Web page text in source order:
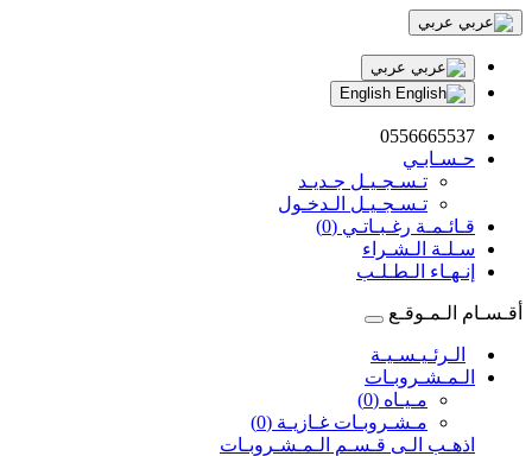
عربي
عربي
0556665537
حـسـابـي
تـسـجـيـل جـديـد
تـسـجـيـل الـدخـول
قـائـمـة رغـبـاتـي (0)
سـلـة الـشـراء
إنـهـاء الـطـلـب
أقـسـام الـمـوقـع
الـرئـيـسـيـة
الـمـشـروبـات
مـيـاه (0)
مـشـروبـات غـازيـة (0)
اذهـب الـى قـسـم الـمـشـروبـات